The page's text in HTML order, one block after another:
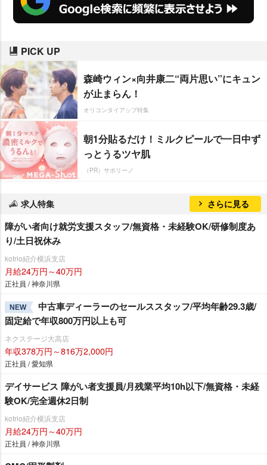
PICK UP
森崎ウィン×向井康二“両片思い”にキュン
が止まらん！
オリコンタイアップ特集
朝1分貼るだけ！ミルクピールで一日中ず
っとうるツヤ肌
（PR）サボリーノ
求人特集 さらに見る
障がい者向け就労支援スタッフ/無資格・未経験OK/研修制度あ
り/土日祝休み
kotrio紹介横浜支店
月給24万円～40万円
正社員 / 神奈川県
NEW
中古車ディーラーのセールススタッフ/平均年齢29.3歳/
固定給で年収800万円以上も可
ネクステージ大高店
年収378万円～816万2,000円
正社員 / 愛知県
デイサービス 障がい者支援員/月残業平均10h以下/無資格・未経
験OK/完全週休2日制
kotrio紹介横浜支店
月給24万円～40万円
正社員 / 神奈川県